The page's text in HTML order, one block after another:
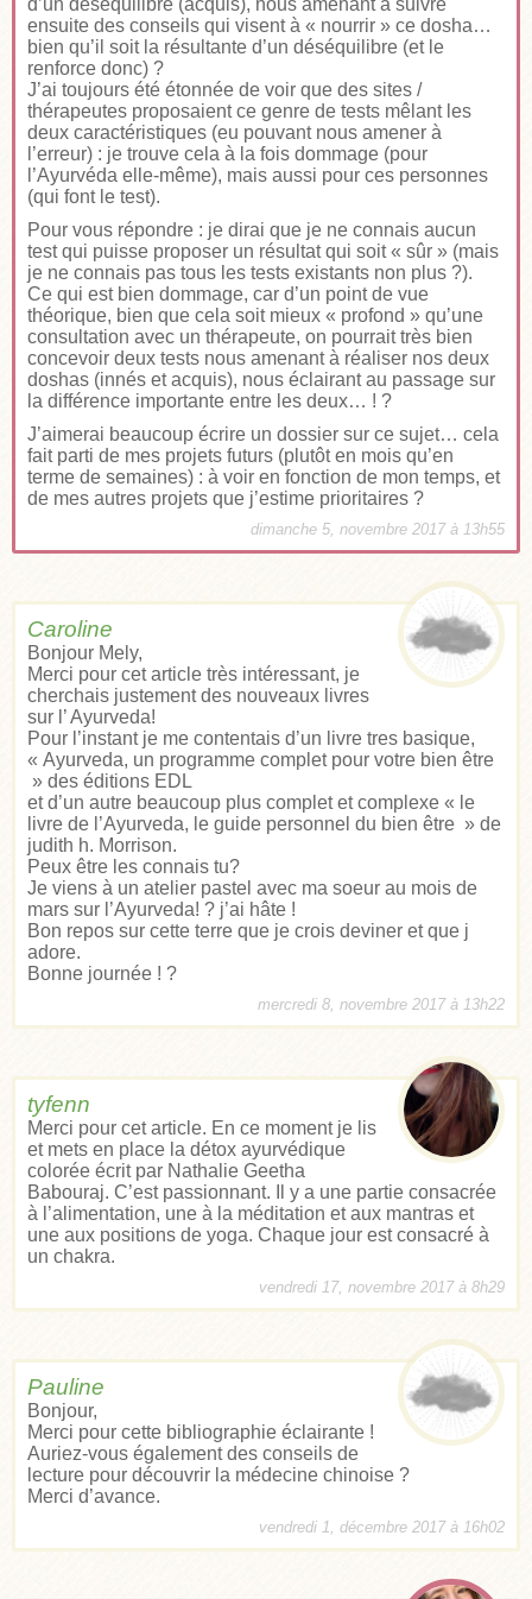
ensuite des conseils qui visent à « nourrir » ce dosha…
bien qu’il soit la résultante d’un déséquilibre (et le
renforce donc) ?
J’ai toujours été étonnée de voir que des sites /
thérapeutes proposaient ce genre de tests mêlant les
deux caractéristiques (eu pouvant nous amener à
l’erreur) : je trouve cela à la fois dommage (pour
l’Ayurvéda elle-même), mais aussi pour ces personnes
(qui font le test).
Pour vous répondre : je dirai que je ne connais aucun
test qui puisse proposer un résultat qui soit « sûr » (mais
je ne connais pas tous les tests existants non plus ?).
Ce qui est bien dommage, car d’un point de vue
théorique, bien que cela soit mieux « profond » qu’une
consultation avec un thérapeute, on pourrait très bien
concevoir deux tests nous amenant à réaliser nos deux
doshas (innés et acquis), nous éclairant au passage sur
la différence importante entre les deux… ! ?
J’aimerai beaucoup écrire un dossier sur ce sujet… cela
fait parti de mes projets futurs (plutôt en mois qu’en
terme de semaines) : à voir en fonction de mon temps, et
de mes autres projets que j’estime prioritaires ?
dimanche 5, novembre 2017 à 13h55
Caroline
Bonjour Mely,
Merci pour cet article très intéressant, je
cherchais justement des nouveaux livres
sur l’ Ayurveda!
Pour l’instant je me contentais d’un livre tres basique,
« Ayurveda, un programme complet pour votre bien être
» des éditions EDL
et d’un autre beaucoup plus complet et complexe « le
livre de l’Ayurveda, le guide personnel du bien être » de
judith h. Morrison.
Peux être les connais tu?
Je viens à un atelier pastel avec ma soeur au mois de
mars sur l’Ayurveda! ? j’ai hâte !
Bon repos sur cette terre que je crois deviner et que j
adore.
Bonne journée ! ?
mercredi 8, novembre 2017 à 13h22
tyfenn
Merci pour cet article. En ce moment je lis
et mets en place la détox ayurvédique
colorée écrit par Nathalie Geetha
Babouraj. C’est passionnant. Il y a une partie consacrée
à l’alimentation, une à la méditation et aux mantras et
une aux positions de yoga. Chaque jour est consacré à
un chakra.
vendredi 17, novembre 2017 à 8h29
Pauline
Bonjour,
Merci pour cette bibliographie éclairante !
Auriez-vous également des conseils de
lecture pour découvrir la médecine chinoise ?
Merci d’avance.
vendredi 1, décembre 2017 à 16h02